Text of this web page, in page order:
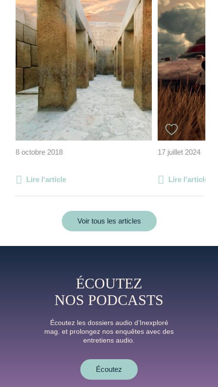
8 octobre 2018
Lire l'article
17 juillet 2024
Lire l'article
Voir tous les articles
ÉCOUTEZ
NOS PODCASTS
Écoutez les dossiers audio d’Inexploré
mag. et prolongez nos enquêtes avec des
entretiens audio.
Écoutez